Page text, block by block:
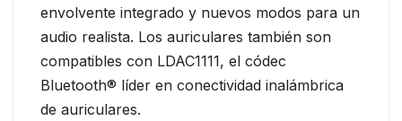
envolvente integrado y nuevos modos para un
audio realista. Los auriculares también son
compatibles con LDAC1111, el códec
Bluetooth® líder en conectividad inalámbrica
de auriculares.